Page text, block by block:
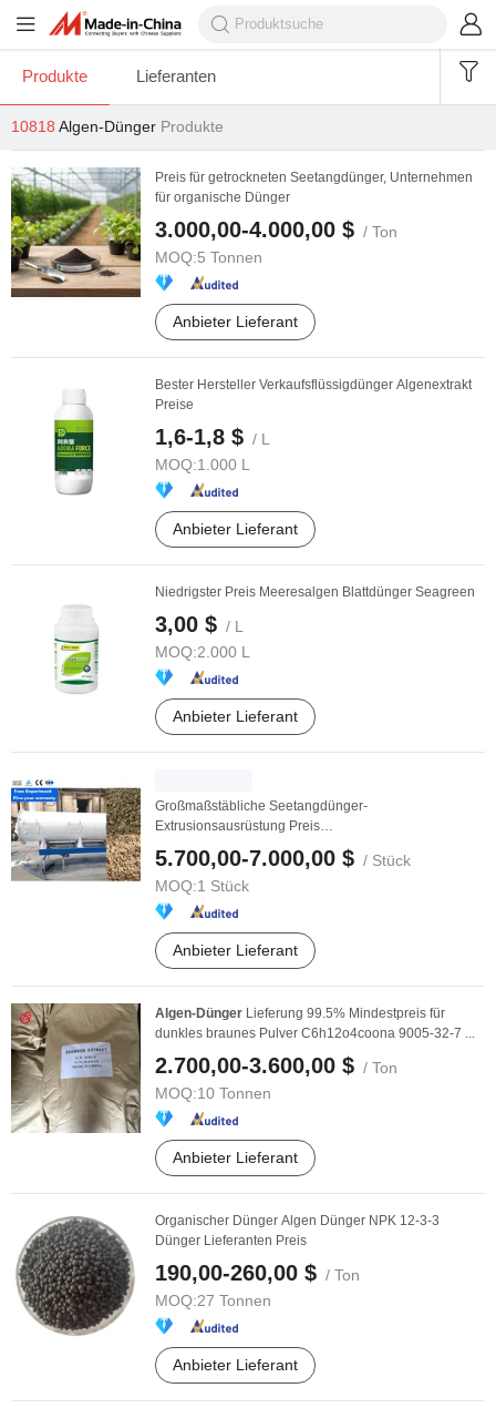
Produkte Lieferanten
10818 Algen-Dünger Produkte
Preis für getrockneten Seetangdünger, Unternehmen
für organische Dünger
3.000,00-4.000,00 $ / Ton
MOQ:5 Tonnen
Anbieter Lieferant
Bester Hersteller Verkaufsflüssigdünger Algenextrakt
Preise
1,6-1,8 $ / L
MOQ:1.000 L
Anbieter Lieferant
Niedrigster Preis Meeresalgen Blattdünger Seagreen
3,00 $ / L
MOQ:2.000 L
Anbieter Lieferant
Großmaßstäbliche Seetangdünger-
Extrusionsausrüstung Preis
5.700,00-7.000,00 $ / Stück
MOQ:1 Stück
Anbieter Lieferant
Algen-Dünger Lieferung 99.5% Mindestpreis für
dunkles braunes Pulver C6h12o4coona 9005-32-7 ...
2.700,00-3.600,00 $ / Ton
MOQ:10 Tonnen
Anbieter Lieferant
Organischer Dünger Algen Dünger NPK 12-3-3
Dünger Lieferanten Preis
190,00-260,00 $ / Ton
MOQ:27 Tonnen
Anbieter Lieferant